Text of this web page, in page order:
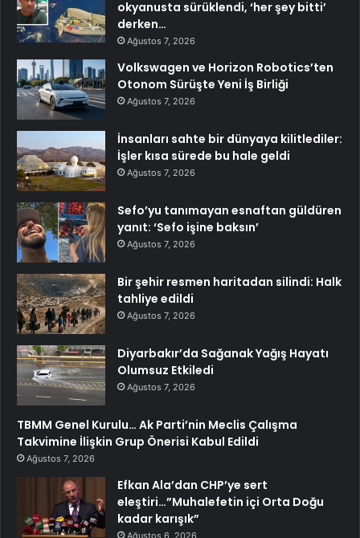
okyanusta sürüklendi, ‘her şey bitti’
derken…
Ağustos 7, 2026
Volkswagen ve Horizon Robotics’ten
Otonom Sürüşte Yeni İş Birliği
Ağustos 7, 2026
İnsanları sahte bir dünyaya kilitlediler:
İşler kısa sürede bu hale geldi
Ağustos 7, 2026
Sefo’yu tanımayan esnaftan güldüren
yanıt: ‘Sefo işine baksın’
Ağustos 7, 2026
Bir şehir resmen haritadan silindi: Halk
tahliye edildi
Ağustos 7, 2026
Diyarbakır’da Sağanak Yağış Hayatı
Olumsuz Etkiledi
Ağustos 7, 2026
TBMM Genel Kurulu… Ak Parti’nin Meclis Çalışma
Takvimine İlişkin Grup Önerisi Kabul Edildi
Ağustos 7, 2026
Efkan Ala’dan CHP’ye sert
eleştiri…”Muhalefetin içi Orta Doğu
kadar karışık”
Ağustos 6, 2026